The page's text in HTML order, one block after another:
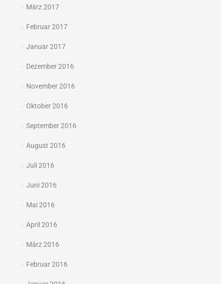
März 2017
Februar 2017
Januar 2017
Dezember 2016
November 2016
Oktober 2016
September 2016
August 2016
Juli 2016
Juni 2016
Mai 2016
April 2016
März 2016
Februar 2016